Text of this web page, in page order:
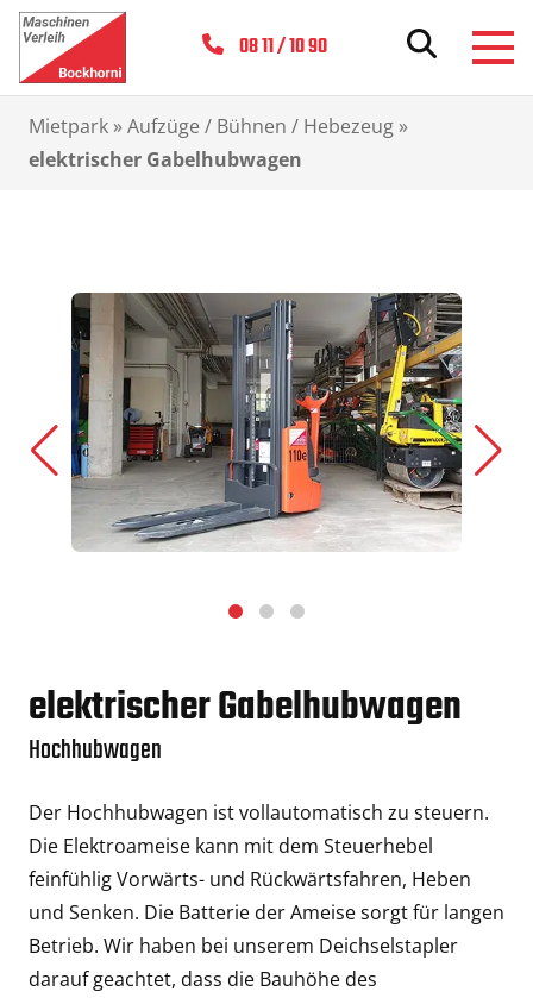
08 11 / 10 90
Mietpark »Aufzüge / Bühnen / Hebezeug »
elektrischer Gabelhubwagen
elektrischer Gabelhubwagen
Hochhubwagen
Der Hochhubwagen ist vollautomatisch zu steuern.
Die Elektroameise kann mit dem Steuerhebel
feinfühlig Vorwärts- und Rückwärtsfahren, Heben
und Senken. Die Batterie der Ameise sorgt für langen
Betrieb. Wir haben bei unserem Deichselstapler
darauf geachtet, dass die Bauhöhe des